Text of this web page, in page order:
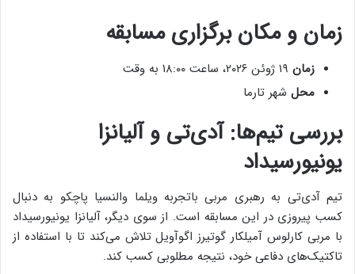
زمان و مکان برگزاری مسابقه
زمان
محل شهر تارما
بررسی تیم‌ها: آ‌دی‌تی و آلیانزا
یونیورسیداد
تیم آ‌دی‌تی به رهبری مربی باتجربه ویلما والنسیا پاچکو به دنبال
کسب پیروزی در این مسابقه است. از سوی دیگر، آلیانزا یونیورسیداد
با مربی کارلوس آمیلکار گوتیرز اگوآویل تلاش می‌کند تا با استفاده از
تاکتیک‌های دفاعی خود، نتیجه مطلوبی کسب کند.